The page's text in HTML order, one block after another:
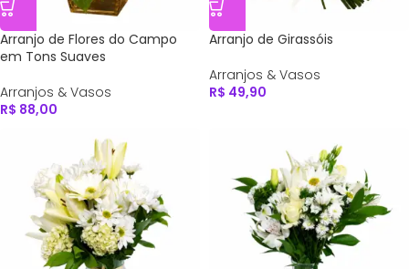
Arranjo de Flores do Campo
em Tons Suaves
Arranjos & Vasos
R$ 88,00
Arranjo de Girassóis
Arranjos & Vasos
R$ 49,90